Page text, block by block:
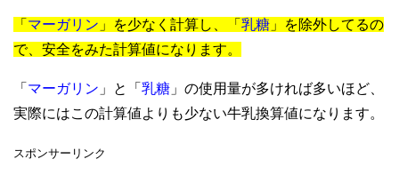
「 マーガリン 」を少なく計算し、「 乳糖 」を除外してるの
で、安全をみた計算値になります。
「 マーガリン 」と「 乳糖 」の使用量が多ければ多いほど、
実際にはこの計算値よりも少ない牛乳換算値になります。
スポンサーリンク